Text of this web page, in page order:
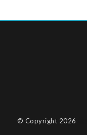
© Copyright 2026